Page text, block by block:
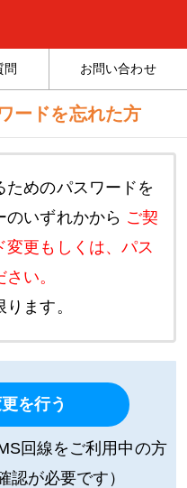
問 お問い合わせ
ードを忘れた方
ためのパスワードを
のいずれかから ご契
更もしくは、パス
い。
ます。
を行う
回線を ご利用中の方
認が必要です）